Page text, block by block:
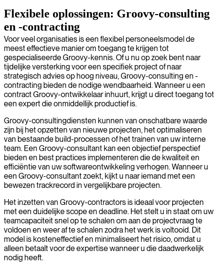
Flexibele oplossingen: Groovy-consulting
en -contracting
Voor veel organisaties is een flexibel personeelsmodel de
meest effectieve manier om toegang te krijgen tot
gespecialiseerde Groovy-kennis. Of u nu op zoek bent naar
tijdelijke versterking voor een specifiek project of naar
strategisch advies op hoog niveau, Groovy-consulting en -
contracting bieden de nodige wendbaarheid. Wanneer u een
contract Groovy-ontwikkelaar inhuurt, krijgt u direct toegang tot
een expert die onmiddellijk productief is.
Groovy-consultingdiensten kunnen van onschatbare waarde
zijn bij het opzetten van nieuwe projecten, het optimaliseren
van bestaande build-processen of het trainen van uw interne
team. Een Groovy-consultant kan een objectief perspectief
bieden en best practices implementeren die de kwaliteit en
efficiëntie van uw softwareontwikkeling verhogen. Wanneer u
een Groovy-consultant zoekt, kijkt u naar iemand met een
bewezen trackrecord in vergelijkbare projecten.
Het inzetten van Groovy-contractors is ideaal voor projecten
met een duidelijke scope en deadline. Het stelt u in staat om uw
teamcapaciteit snel op te schalen om aan de projectvraag te
voldoen en weer af te schalen zodra het werk is voltooid. Dit
model is kosteneffectief en minimaliseert het risico, omdat u
alleen betaalt voor de expertise wanneer u die daadwerkelijk
nodig heeft.